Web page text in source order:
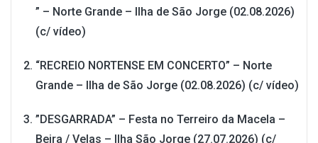
” – Norte Grande – Ilha de São Jorge (02.08.2026)
(c/ vídeo)
“RECREIO NORTENSE EM CONCERTO” – Norte
Grande – Ilha de São Jorge (02.08.2026) (c/ vídeo)
”DESGARRADA” – Festa no Terreiro da Macela –
Beira / Velas – Ilha São Jorge (27.07.2026) (c/